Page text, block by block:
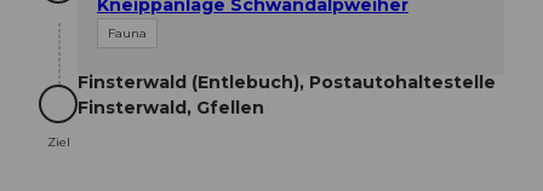
Kneippanlage Schwandalpweiher
Fauna
Ziel
Ziel
Finsterwald (Entlebuch), Postautohaltestelle
Finsterwald, Gfellen